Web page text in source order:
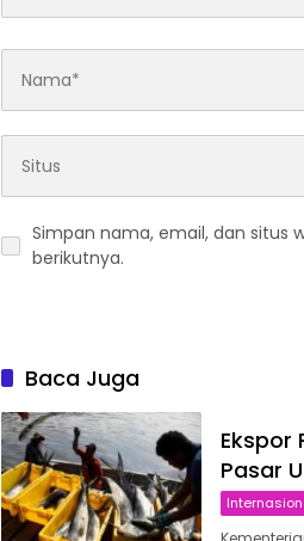
Simpan nama, email, dan situs
berikutnya.
Baca Juga
Ekspor
Pasar